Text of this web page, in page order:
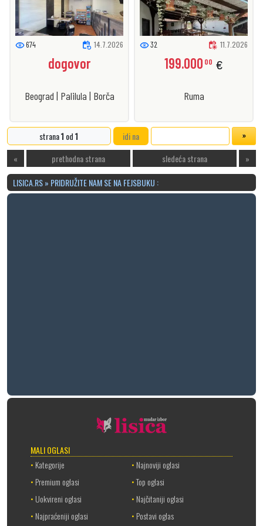
visibility674 event_repeat 14.7.2026
dogovor
Beograd | Palilula | Borča
visibility32 early_on 11.7.2026
199.000 00 €
Ruma
strana1 od1
idi na
«
prethodna strana sledeća strana
»
LISICA.RS » PRIDRUŽITE NAM SE NA FEJSBUKU :
MALI OGLASI
• Kategorije • Najnoviji oglasi
• Premium oglasi •Top oglasi
• Uokvireni oglasi • Najčitaniji oglasi
• Najpraćeniji oglasi • Postavi oglas